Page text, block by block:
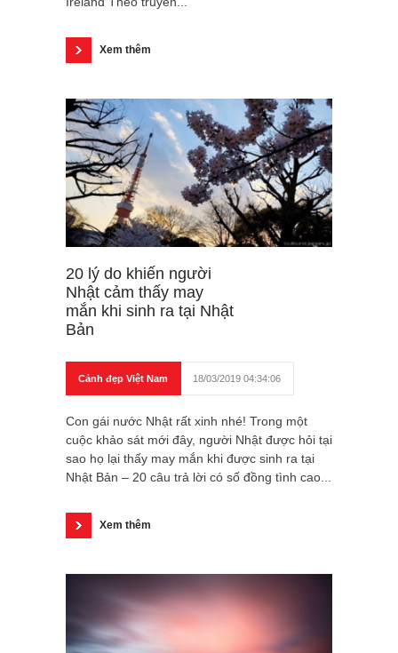
Xem thêm
20 lý do khiến người
Nhật cảm thấy may
mắn khi sinh ra tại Nhật
Bản
Cảnh đẹp Việt Nam 18/03/2019 04:34:06
Con gái nước Nhật rất xinh nhé! Trong một
cuộc khảo sát mới đây, người Nhật được hỏi tại
sao họ lại thấy may mắn khi được sinh ra tại
Nhật Bản – 20 câu trả lời có số đồng tình cao...
Xem thêm